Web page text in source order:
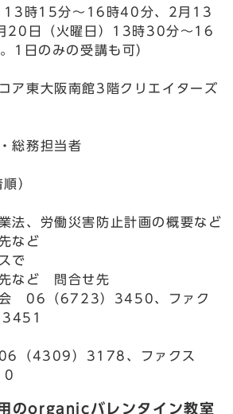
13時15分～16時40分、2月13
20日（火曜日）13時30分～16
1日のみの受講も可）
ア東大阪南館3階クリエイターズ
総務担当者
）
法、労働災害防止計画の概要など
など
で
など 問合せ先
会 06（6723）3450、ファク
（4309）3178、ファクス
のorganicバレンタイン教室